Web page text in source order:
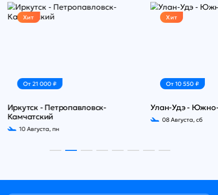
Хит
От 21 000 ₽
Иркутск - Петропавловск-
Камчатский
10 Августа, пн
Хит
От 10 550 ₽
Улан-Удэ -
08 Августа, сб